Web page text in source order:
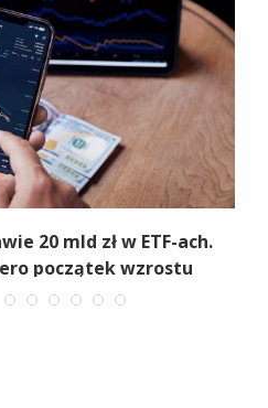
20 mld zł w ETF-ach.
początek wzrostu